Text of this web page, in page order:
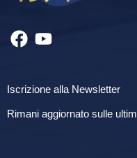
Iscrizione alla Newsletter
Rimani aggiornato sulle